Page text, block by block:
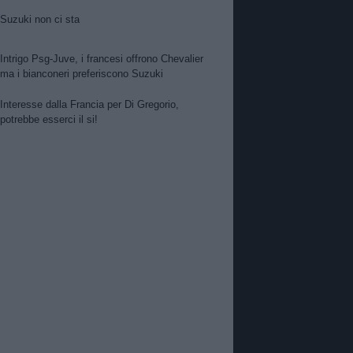
Suzuki non ci sta
Intrigo Psg-Juve, i francesi offrono Chevalier
ma i bianconeri preferiscono Suzuki
Interesse dalla Francia per Di Gregorio,
potrebbe esserci il si!